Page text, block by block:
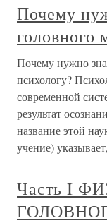
Почему
головного
Почему нужно
психологу?
современной
результат
название этой
учение) указывает,
Часть I